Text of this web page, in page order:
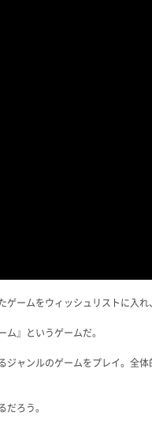
ームをウィッシュリストに入
』というゲームだ。
ャンルのゲームをプレイ。全
ろう。